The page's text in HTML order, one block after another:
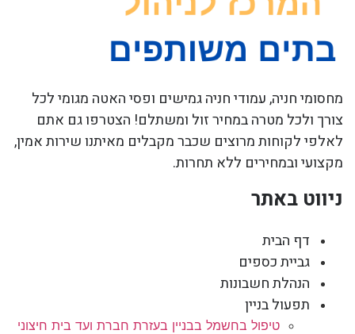
מחסומי חניה, עמודי חניה גמישים ופסי האטה מגומי לכל
צורך ולכל מטרה במחיר זול ומשתלם! הצטרפו גם אתם
לאלפי לקוחות מרוצים שכבר מקבלים מאיתנו שירות אמין,
מקצועי ובמחירים ללא תחרות.
ניווט באתר
דף הבית
גביית כספים
הנהלת חשבונות
תפעול בניין
טיפול בחשמל בבניין בעזרת חברת ועד בית חיצוני